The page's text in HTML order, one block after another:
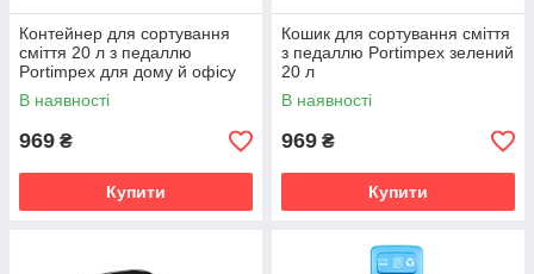
Контейнер для сортування
сміття 20 л з педаллю
Portimpex для дому й офісу
жовтий
В наявності
969 ₴
Купити
Кошик для сортування сміття
з педаллю Portimpex зелений
20 л
В наявності
969 ₴
Купити